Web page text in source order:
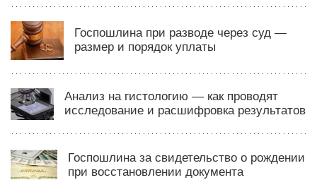
Госпошлина при разводе через суд —
размер и порядок уплаты
Анализ на гистологию — как проводят
исследование и расшифровка результатов
Госпошлина за свидетельство о рождении
при восстановлении документа